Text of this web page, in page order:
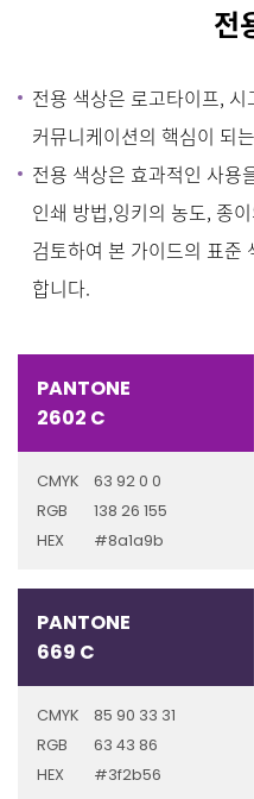
전
전용 색상은 로고타이프,
커뮤니케이션의 핵심이 되
전용 색상은 효과적인 사용
인쇄 방법,잉키의 농도, 종
검토하여 본 가이드의 표준
합니다.
PANTONE
2602 C
CMYK
63 92 0 0
RGB
138 26 155
HEX
#8a1a9b
PANTONE
669 C
CMYK
85 90 33 31
RGB
63 43 86
HEX
#3f2b56